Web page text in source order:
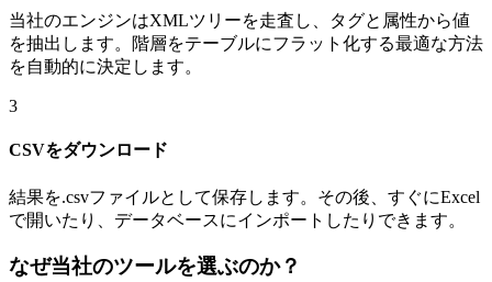
当社のエンジンはXMLツリーを走査し、タグと属性から値
を抽出します。階層をテーブルにフラット化する最適な方法
を自動的に決定します。
3
CSVをダウンロード
結果を.csvファイルとして保存します。その後、すぐにExcel
で開いたり、データベースにインポートしたりできます。
なぜ当社のツールを選ぶのか？